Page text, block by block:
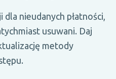
nieudanych płatności,
usuwani. Daj
metody